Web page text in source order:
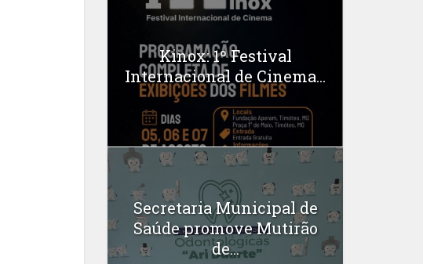
Kinox: 1º Festival
Internacional de Cinema...
Secretaria Municipal de
Saúde promove Mutirão
de...